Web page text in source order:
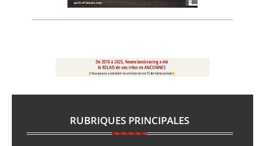
RUBRIQUES PRINCIPALES